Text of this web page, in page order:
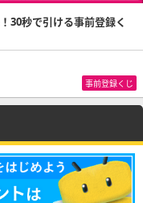
30秒で引ける事前登録く
事前登録くじ